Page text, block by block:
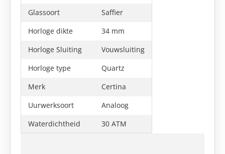
Glassoort
Saffier
Horloge dikte
34 mm
Horloge Sluiting
Vouwsluiting
Horloge type
Quartz
Merk
Certina
Uurwerksoort
Analoog
Waterdichtheid
30 ATM